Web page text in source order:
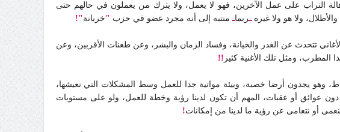
التراب على عمل الآخرين، فهو لا يعمل، ولا يترك من يعملون في حالهم حتى
ولا هو ولا غيرهـربماـمنتبه إلى أنه مجرد عضو في حزب "خربانة"!
تتحدث عن الغدر والخيانة، وفساد الزمان والبشر، وعن طعنات الأقربين، وعن
المطرب، ومثل تلك الأغنية كثير !!
وهو يجدون أرضا خصبة، وبيئة مواتية جدا للعمل وسط المشكلات التي نعيشها،
دون عوائق أو عقبات، المهم أن تكون لدينا رؤية وخطة للعمل، ولو على مستويات
سنعمى أو نتعامى عن رؤية ما لدينا من إمكانات!